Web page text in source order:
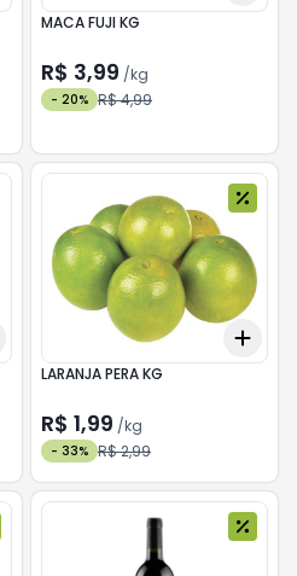
MACA FUJI KG
R$ 3,99 /kg
- 20% R$ 4,99
Add
LARANJA PERA KG
R$ 1,99 /kg
- 33% R$ 2,99